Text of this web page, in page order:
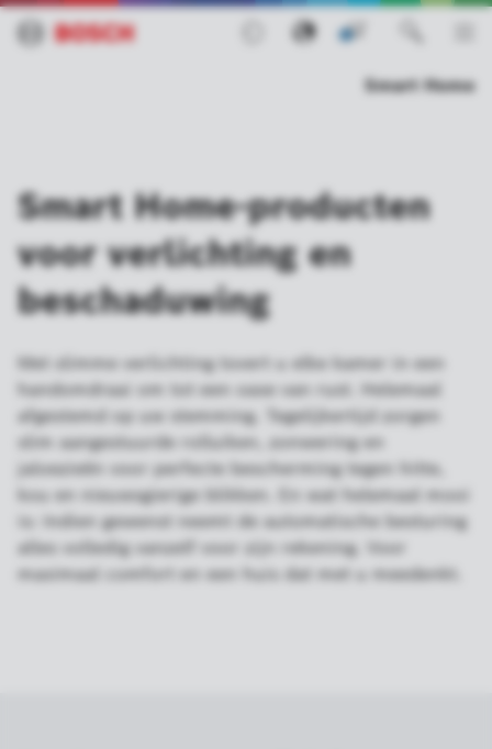
Smart Home
Smart Home-producten
voor verlichting en
beschaduwing
Met slimme verlichting tovert u elke kamer in een
handomdraai om tot een oase van rust. Helemaal
afgestemd op uw stemming. Tegelijkertijd zorgen
slim aangestuurde rolluiken, zonwering en
jaloezieën voor perfecte bescherming tegen hitte,
kou en nieuwsgierige blikken. En wat helemaal mooi
is: Indien gewenst neemt de automatische besturing
alles volledig vanzelf voor zijn rekening. Voor
maximaal comfort en een huis dat met u meedenkt.